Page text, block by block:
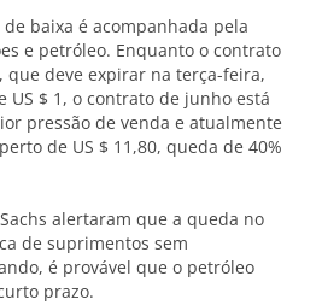
baixa é acompanhada pela
e petróleo. Enquanto o contrato
que deve expirar na terça-feira,
US $ 1, o contrato de junho está
pressão de venda e atualmente
de US $ 11,80, queda de 40%
alertaram que a queda no
de suprimentos sem
é provável que o petróleo
prazo.